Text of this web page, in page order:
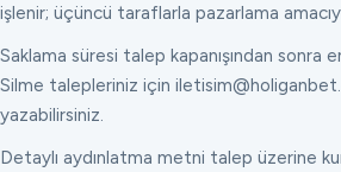
işlenir; üçüncü taraflarla pazarlama
Saklama süresi talep kapanışından sonra
Silme talepleriniz için
yazabilirsiniz.
Detaylı aydınlatma metni talep üzerine